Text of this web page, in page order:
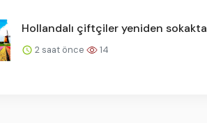
Hollandalı çiftçiler yeniden sokakta
2 saat önce 14